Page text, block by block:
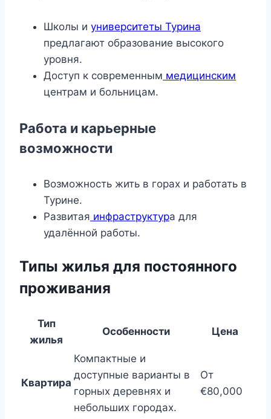
Школы и университеты Турина
предлагают образование высокого
уровня.
Доступ к современным медицинским
центрам и больницам.
Работа и карьерные
возможности
Возможность жить в горах и работать в
Турине.
Развитая инфраструктура для
удалённой работы.
Типы жилья для постоянного
проживания
Тип
жилья
Особенности Цена
Квартира
Компактные и
доступные варианты в
горных деревнях и
небольших городах.
От
€80,000